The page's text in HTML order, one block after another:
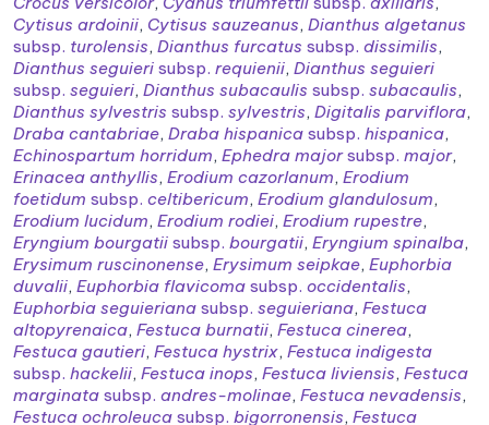
Cytisus ardoinii, Cytisus sauzeanus, Dianthus algetanus
subsp. turolensis, Dianthus furcatus subsp. dissimilis,
Dianthus seguieri subsp. requienii, Dianthus seguieri
subsp. seguieri, Dianthus subacaulis subsp. subacaulis,
Dianthus sylvestris subsp. sylvestris, Digitalis parviflora,
Draba cantabriae, Draba hispanica subsp. hispanica,
Echinospartum horridum, Ephedra majorsubsp. major,
Erinacea anthyllis, Erodium cazorlanum, Erodium
foetidum subsp. celtibericum, Erodium glandulosum,
Erodium lucidum, Erodium rodiei, Erodium rupestre,
Eryngium bourgatii subsp. bourgatii, Eryngium spinalba,
Erysimum ruscinonense, Erysimum seipkae, Euphorbia
duvalii, Euphorbia flavicoma subsp. occidentalis,
Euphorbia seguieriana subsp. seguieriana, Festuca
altopyrenaica, Festuca burnatii, Festuca cinerea,
Festuca gautieri, Festuca hystrix, Festuca indigesta
subsp. hackelii, Festuca inops, Festuca liviensis, Festuca
marginata subsp. andres-molinae, Festuca nevadensis,
Festuca ochroleuca subsp. bigorronensis, Festuca